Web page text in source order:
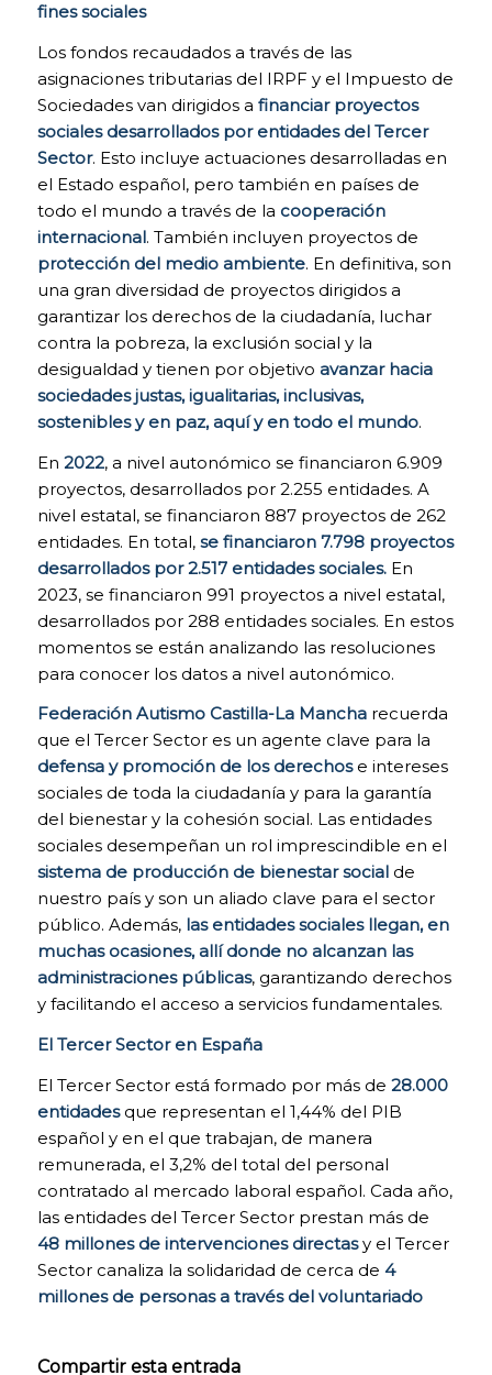
fines sociales
Los fondos recaudados a través de las
asignaciones tributarias del IRPF y el Impuesto de
Sociedades van dirigidos a financiar proyectos
sociales desarrollados por entidades del Tercer
Sector. Esto incluye actuaciones desarrolladas en
el Estado español, pero también en países de
todo el mundo a través de la cooperación
internacional. También incluyen proyectos de
protección del medio ambiente. En definitiva, son
una gran diversidad de proyectos dirigidos a
garantizar los derechos de la ciudadanía, luchar
contra la pobreza, la exclusión social y la
desigualdad y tienen por objetivo avanzar hacia
sociedades justas, igualitarias, inclusivas,
sostenibles y en paz, aquí y en todo el mundo.
En 2022, a nivel autonómico se financiaron 6.909
proyectos, desarrollados por 2.255 entidades. A
nivel estatal, se financiaron 887 proyectos de 262
entidades. En total, se financiaron 7.798 proyectos
desarrollados por 2.517 entidades sociales.En
2023, se financiaron 991 proyectos a nivel estatal,
desarrollados por 288 entidades sociales. En estos
momentos se están analizando las resoluciones
para conocer los datos a nivel autonómico.
Federación Autismo Castilla-La Mancharecuerda
que el Tercer Sector es un agente clave para la
defensa y promoción de los derechos e intereses
sociales de toda la ciudadanía y para la garantía
del bienestar y la cohesión social. Las entidades
sociales desempeñan un rol imprescindible en el
sistema de producción de bienestar socialde
nuestro país y son un aliado clave para el sector
público. Además, las entidades sociales llegan, en
muchas ocasiones, allí donde no alcanzan las
administraciones públicas, garantizando derechos
y facilitando el acceso a servicios fundamentales.
El Tercer Sector en España
El Tercer Sector está formado por más de 28.000
entidadesque representan el 1,44% del PIB
español y en el que trabajan, de manera
remunerada, el 3,2% del total del personal
contratado al mercado laboral español. Cada año,
las entidades del Tercer Sector prestan más de
48 millones de intervenciones directasy el Tercer
Sector canaliza la solidaridad de cerca de 4
millones de personas a través del voluntariado
Compartir esta entrada
opciones o
seleccionados
por ti, como tus
preferencias de
privacidad. Por
activadas por
defecto, no
siendo
necesaria tu
respecto. A
través de la
configuración
de tu
navegador,
puedes
bloquear o
alertar de la
este tipo de
cookies, si bien
dicho bloqueo
afectará al
correcto
funcionamiento
de las distintas
funcionalidades
de nuestra
página web.
COOKIES DE
ANÁLISIS. Para
la mejora
continua de
nuestra página
web. Puedes
activarlas o
desactivarlas.
Las cookies de
análisis nos
permiten
estudiar la
navegación de
los usuarios de
nuestra página
web en general
qué secciones
las más visitadas,
qué servicios se
usan más y si
funcionan
etc.). A partir de
la información
estadística sobre
la navegación en
nuestra página
propio